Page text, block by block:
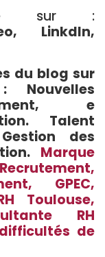
sur :
, Linkdln,
du blog sur
e
Talent
Gestion des
.Marque
GPEC,
Toulouse,
RH
de